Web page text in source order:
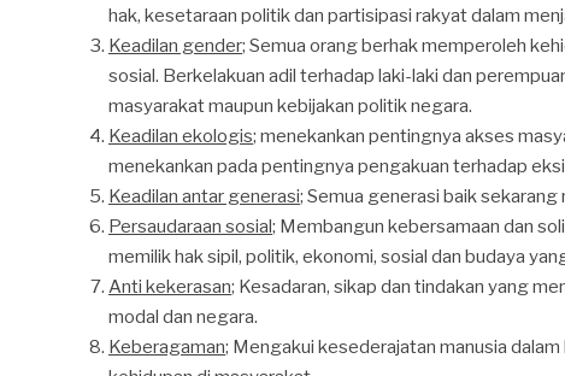
hak, kesetaraan politik dan partisipasi rakyat dalam
Keadilan gender; Semua orang berhak memperoleh
sosial. Berkelakuan adil terhadap laki-laki dan
masyarakat maupun kebijakan politik negara.
Keadilan ekologis; menekankan pentingnya akses
menekankan pada pentingnya pengakuan terhadap
Keadilan antar generasi; Semua generasi baik
Persaudaraan sosial; Membangun kebersamaan dan
memilik hak sipil, politik, ekonomi, sosial dan budaya
Anti kekerasan; Kesadaran, sikap dan tindakan yang
modal dan negara.
Keberagaman; Mengakui kesederajatan manusia